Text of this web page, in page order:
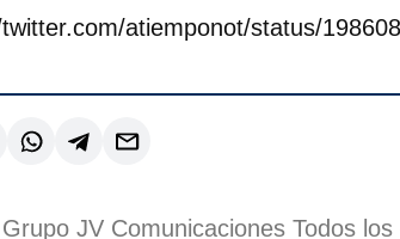
atiemponot/status/
JV Comunicaciones Todos